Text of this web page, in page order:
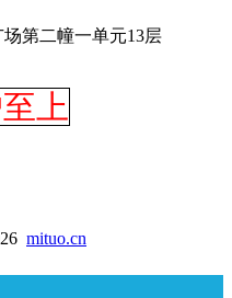
第二幢一单元13层
上
mituo.cn